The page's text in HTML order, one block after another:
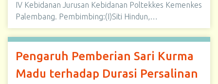
IV Kebidanan Jurusan Kebidanan Poltekkes Kemenkes
Palembang. Pembimbing:(I)Siti Hindun,…
Pengaruh Pemberian Sari Kurma
Madu terhadap Durasi Persalinan